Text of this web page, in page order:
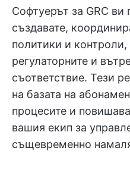
Софтуерът за GRC ви
създавате,
политики и
регулаторните и
съответствие. Тези
на базата на
процесите и
вашия екип за
същевременно